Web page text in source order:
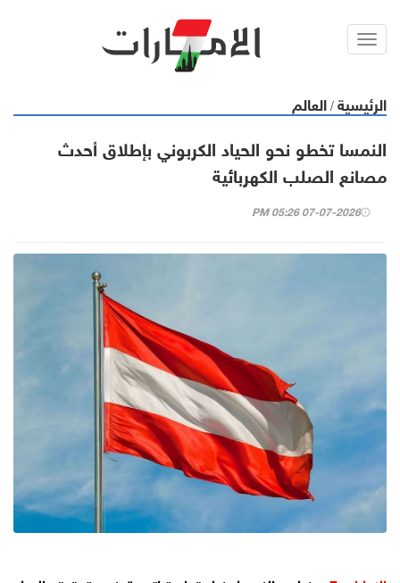
Toggl
الرئيسية / العالم
النمسا تخطو نحو الحياد الكربوني بإطلاق أحدث
مصانع الصلب الكهربائية
07-07-2026 05:26 PM